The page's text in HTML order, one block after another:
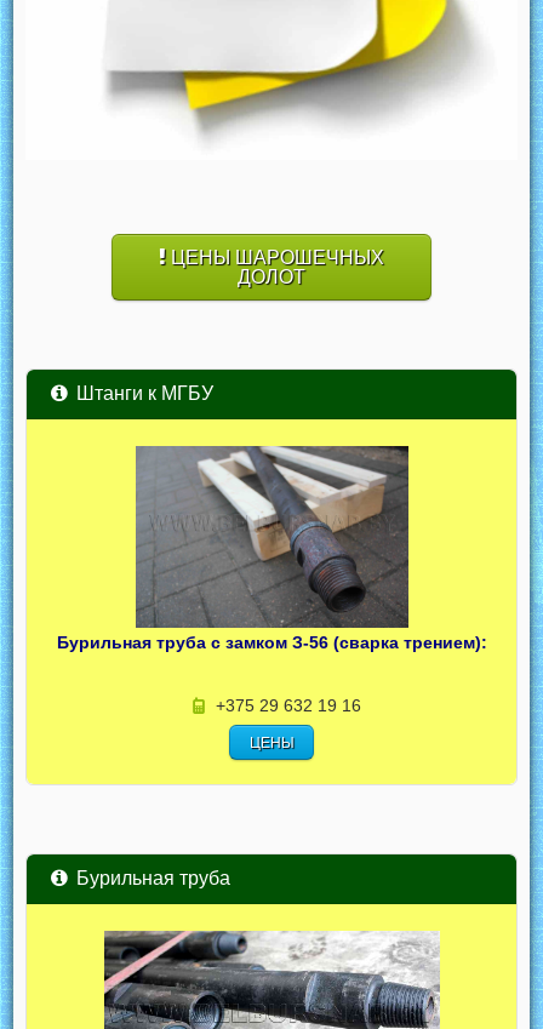
ЦЕНЫ ШАРОШЕЧНЫХ
ДОЛОТ
Штанги к МГБУ
Бурильная труба с замком З-56 (сварка трением):
+375 29 632 19 16
ЦЕНЫ
Бурильная труба